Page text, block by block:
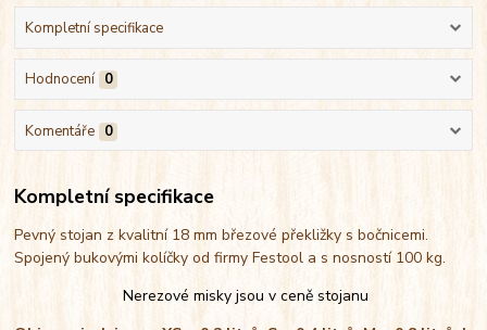
Kompletní specifikace
Hodnocení 0
Komentáře 0
Kompletní specifikace
Pevný stojan z kvalitní 18 mm březové překližky s bočnicemi.
Spojený bukovými kolíčky od firmy Festool a s nosností 100 kg.
Nerezové misky jsou v ceně stojanu